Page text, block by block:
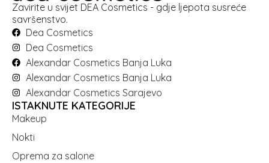
Zavirite u svijet DEA Cosmetics - gdje ljepota susreće
savršenstvo.
Dea Cosmetics
Dea Cosmetics
Alexandar Cosmetics Banja Luka
Alexandar Cosmetics Banja Luka
Alexandar Cosmetics Sarajevo
ISTAKNUTE KATEGORIJE
Makeup
Nokti
Oprema za salone